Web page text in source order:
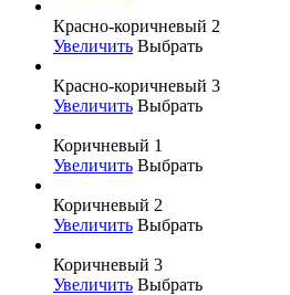
Красно-коричневый 2
Увеличить Выбрать
Красно-коричневый 3
Увеличить Выбрать
Коричневый 1
Увеличить Выбрать
Коричневый 2
Увеличить Выбрать
Коричневый 3
Увеличить Выбрать